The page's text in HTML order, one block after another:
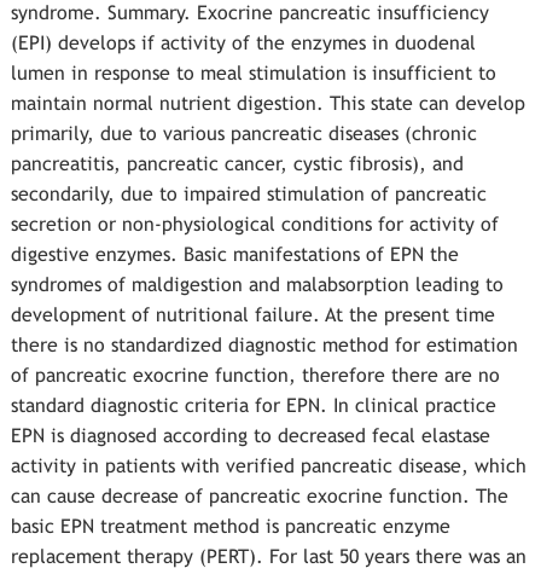
syndrome. Summary. Exocrine pancreatic insufficiency
(EPI) develops if activity of the enzymes in duodenal
lumen in response to meal stimulation is insufficient to
maintain normal nutrient digestion. This state can develop
primarily, due to various pancreatic diseases (chronic
pancreatitis, pancreatic cancer, cystic fibrosis), and
secondarily, due to impaired stimulation of pancreatic
secretion or non-physiological conditions for activity of
digestive enzymes. Basic manifestations of EPN the
syndromes of maldigestion and malabsorption leading to
development of nutritional failure. At the present time
there is no standardized diagnostic method for estimation
of pancreatic exocrine function, therefore there are no
standard diagnostic criteria for EPN. In clinical practice
EPN is diagnosed according to decreased fecal elastase
activity in patients with verified pancreatic disease, which
can cause decrease of pancreatic exocrine function. The
basic EPN treatment method is pancreatic enzyme
replacement therapy (PERT). For last 50 years there was an